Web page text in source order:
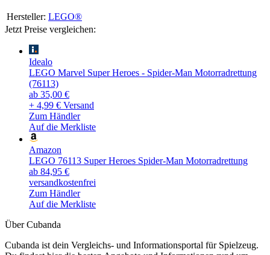
Hersteller: LEGO®
Jetzt Preise vergleichen:
Idealo
LEGO Marvel Super Heroes - Spider-Man Motorradrettung
(76113)
ab 35,00 €
+ 4,99 € Versand
Zum Händler
Auf die Merkliste
Amazon
LEGO 76113 Super Heroes Spider-Man Motorradrettung
ab 84,95 €
versandkostenfrei
Zum Händler
Auf die Merkliste
Über Cubanda
Cubanda ist dein Vergleichs- und Informationsportal für Spielzeug.